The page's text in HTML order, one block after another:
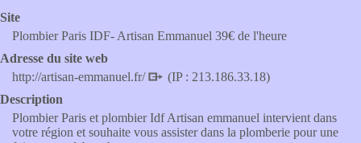
Site
Plombier Paris IDF- Artisan Emmanuel 39€ de l'heure
Adresse du site web
http://artisan-emmanuel.fr/
(IP : 213.186.33.18)
Description
Plombier Paris et plombier Idf Artisan emmanuel intervient dans
votre région et souhaite vous assister dans la plomberie pour une